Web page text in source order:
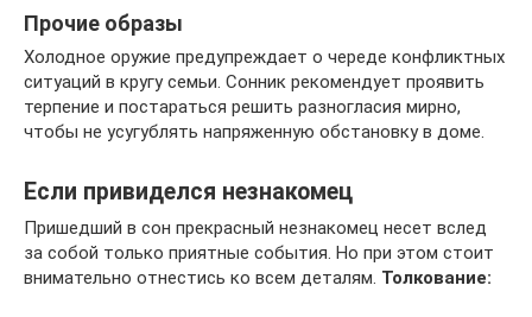
Прочие образы
Холодное оружие предупреждает о череде конфликтных
ситуаций в кругу семьи. Сонник рекомендует проявить
терпение и постараться решить разногласия мирно,
чтобы не усугублять напряженную обстановку в доме.
Если привиделся незнакомец
Пришедший в сон прекрасный незнакомец несет вслед
за собой только приятные события. Но при этом стоит
внимательно отнестись ко всем деталям. Толкование: